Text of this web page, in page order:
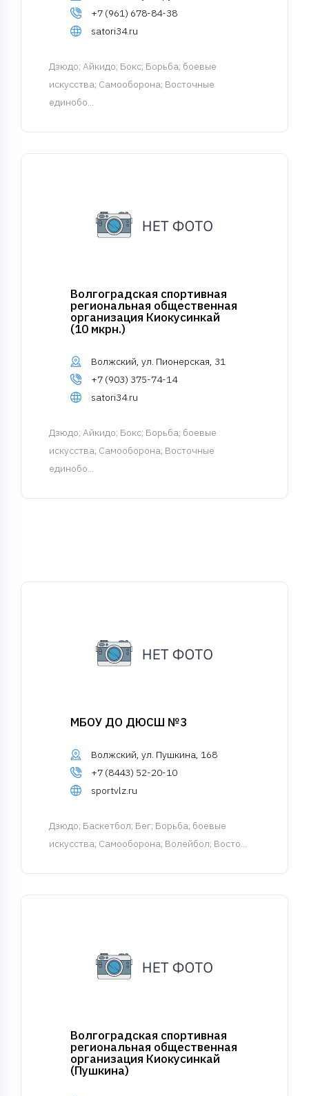
+7 (961) 678-84-38
satori34.ru
Дзюдо; Айкидо; Бокс; Борьба; боевые
искусства; Самооборона; Восточные
единобо...
Волгоградская спортивная
региональная общественная
организация Киокусинкай
(10 мкрн.)
Волжский, ул. Пионерская, 31
+7 (903) 375-74-14
satori34.ru
Дзюдо; Айкидо; Бокс; Борьба; боевые
искусства; Самооборона; Восточные
единобо...
МБОУ ДО ДЮСШ №3
Волжский, ул. Пушкина, 168
+7 (8443) 52-20-10
sportvlz.ru
Дзюдо; Баскетбол; Бег; Борьба; боевые
искусства; Самооборона; Волейбол; Восто...
Волгоградская спортивная
региональная общественная
организация Киокусинкай
(Пушкина)